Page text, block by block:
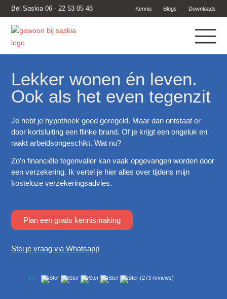
Kennis Blogs Downloads
Bel Saskia 06 - 22 53 05 48
Lekker wonen én leven.
Ook als het even tegenzit​
Je hebt je hypotheek goed geregeld. Maar dan ontstaat er
door kortsluiting een flinke brand. Of je krijgt een ongeluk en
raakt arbeidsongeschikt. Wat nu?
Zo’n financiële tegenvaller kan vaak opgevangen worden door
een verzekering. Ik vertel je hier alles over tijdens mijn
kosteloze verzekeringsadvies.
Plan een gratis kennismaking
Stel je vraag via Whatsapp
: 10 (273 reviews)